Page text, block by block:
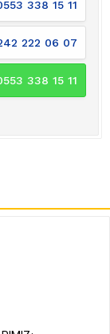
338 15 11
222 06 07
338 15 11